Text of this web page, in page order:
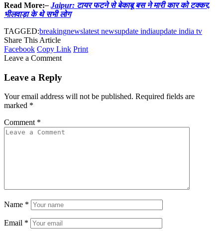
Read More:– Jaipur: टायर फटने से बेकाबू बस ने मारी कार को टक्कर,
भीलवाड़ा के थे सभी लोग
TAGGED:breakingnewslatest newsupdate indiaupdate india tv
Share This Article
Facebook Copy Link Print
Leave a Comment
Leave a Reply
Your email address will not be published. Required fields are
marked *
Comment *
Name *
Email *